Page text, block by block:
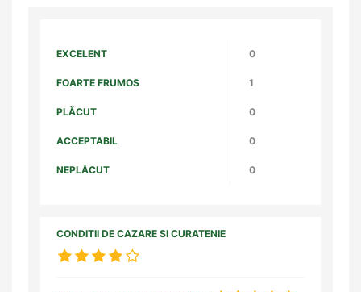
EXCELENT 0
FOARTE FRUMOS 1
PLĂCUT 0
ACCEPTABIL 0
NEPLĂCUT 0
CONDITII DE CAZARE SI CURATENIE